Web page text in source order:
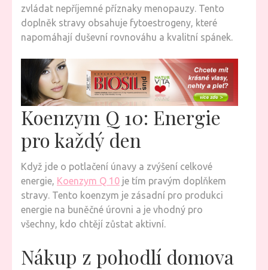
zvládat nepříjemné příznaky menopauzy. Tento
doplněk stravy obsahuje fytoestrogeny, které
napomáhají duševní rovnováhu a kvalitní spánek.
Koenzym Q 10: Energie
pro každý den
Když jde o potlačení únavy a zvýšení celkové
energie, Koenzym Q 10 je tím pravým doplňkem
stravy. Tento koenzym je zásadní pro produkci
energie na buněčné úrovni a je vhodný pro
všechny, kdo chtějí zůstat aktivní.
Nákup z pohodlí domova